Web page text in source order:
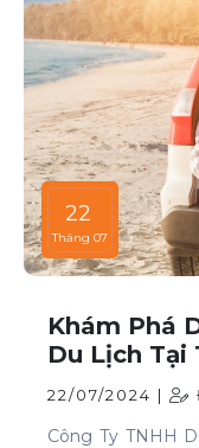
22
Tháng 07
Khám Phá
Du Lịch Tại
22/07/2024 |
Công Ty TNHH